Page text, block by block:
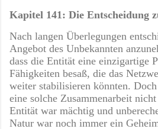
Kapitel 141: Die Entscheidung
Nach langen Überlegungen
Angebot des Unbekannten
dass die Entität eine einzigartige
Fähigkeiten besaß, die das
weiter stabilisieren könnten. Doch
eine solche Zusammenarbeit
Entität war mächtig und
Natur war noch immer ein